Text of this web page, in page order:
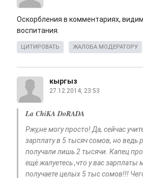
Оскорбления в комментариях,
воспитания.
ЦИТИРОВАТЬ ЖАЛОБА МОДЕРАТОРУ
кыргыз
27.12.2014, 23:53
La ChiKA DoRADA
Ржу,не могу просто! Да, сейчас
зарплату в 5 тысяч сомов, но ведь
получали лишь 2 тысячи. Капец
ещё жалуетесь ,что у вас
получаете целых 5 тыс сомов!!!